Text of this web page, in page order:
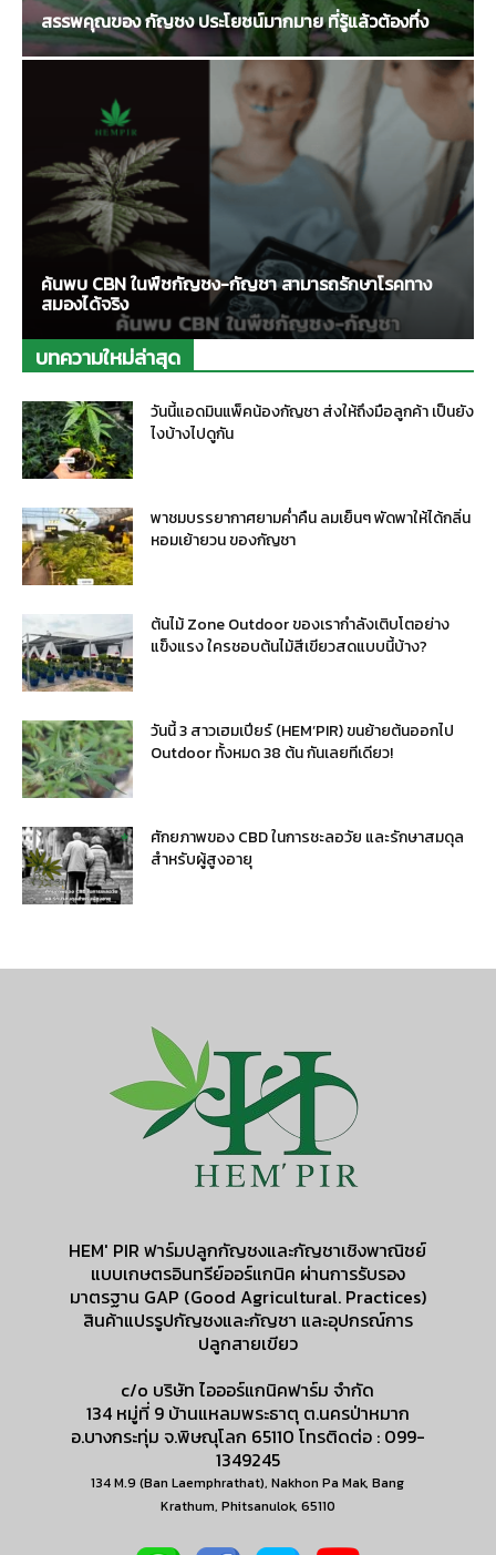
สรรพคุณของ กัญชง ประโยชน์มากมาย ที่รู้แล้วต้องทึ่ง
ค้นพบ CBN ในพืชกัญชง-กัญชา สามารถรักษาโรคทาง
สมองได้จริง
บทความใหม่ล่าสุด
วันนี้แอดมินแพ็คน้องกัญชา ส่งให้ถึงมือลูกค้า เป็นยัง
ไงบ้างไปดูกัน
พาชมบรรยากาศยามค่ำคืน ลมเย็นๆ พัดพาให้ได้กลิ่น
หอมเย้ายวน ของกัญชา
ต้นไม้ Zone Outdoor ของเรากำลังเติบโตอย่าง
แข็งแรง ใครชอบต้นไม้สีเขียวสดแบบนี้บ้าง?
วันนี้ 3 สาวเฮมเปียร์ (HEM’PIR) ขนย้ายต้นออกไป
Outdoor ทั้งหมด 38 ต้น กันเลยทีเดียว!
ศักยภาพของ CBD ในการชะลอวัย และรักษาสมดุล
สำหรับผู้สูงอายุ
HEM' PIR ฟาร์มปลูกกัญชงและกัญชาเชิงพาณิชย์
แบบเกษตรอินทรีย์ออร์แกนิค ผ่านการรับรอง
มาตรฐาน GAP (Good Agricultural. Practices)
สินค้าแปรรูปกัญชงและกัญชา และอุปกรณ์การ
ปลูกสายเขียว
c/o บริษัท ไอออร์แกนิคฟาร์ม จำกัด
134 หมู่ที่ 9 บ้านแหลมพระธาตุ ต.นครป่าหมาก
อ.บางกระทุ่ม จ.พิษณุโลก 65110 โทรติดต่อ : 099-
1349245
134 M.9 (Ban Laemphrathat), Nakhon Pa Mak, Bang
Krathum, Phitsanulok, 65110